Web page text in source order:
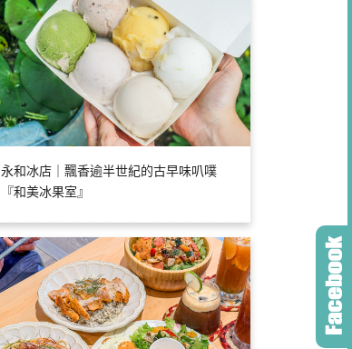
永和冰店｜飄香逾半世紀的古早味叭噗
『和美冰果室』